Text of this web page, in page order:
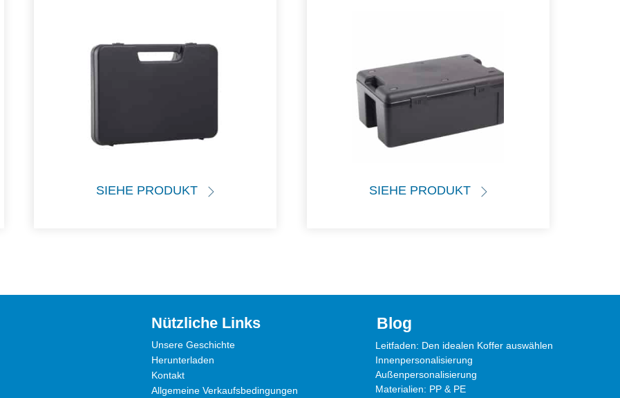
SIEHE PRODUKT SIEHE PRODUKT
Nützliche Links
Unsere Geschichte
Herunterladen
Kontakt
Allgemeine Verkaufsbedingungen
Blog
Leitfaden: Den idealen Koffer auswählen
Innenpersonalisierung
Außenpersonalisierung
Materialien: PP & PE